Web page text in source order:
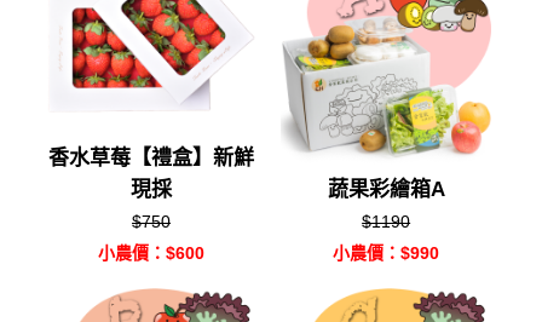
香水草莓【禮盒】新鮮
現採
$750
小農價：$600
蔬果彩繪箱A
$1190
小農價：$990